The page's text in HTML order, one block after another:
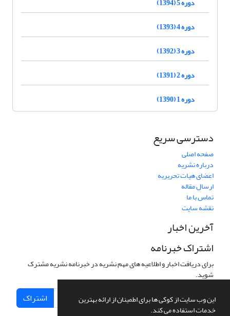
این وب سایت از کوکی ها برای اطمینان از ارائه بهترین
خدمات استفاده می کند.
دوره 4 (1393)
دوره 3 (1392)
دوره 2 (1391)
دوره 1 (1390)
دسترسی سریع
صفحه اصلی
درباره نشریه
اعضای هیات تحریریه
ارسال مقاله
تماس با ما
نقشه سایت
آخرین اخبار
اشتراک خبرنامه
برای دریافت اخبار و اطلاعیه های مهم نشریه در خبرنامه نشریه مشترک
شوید.
اشتراک